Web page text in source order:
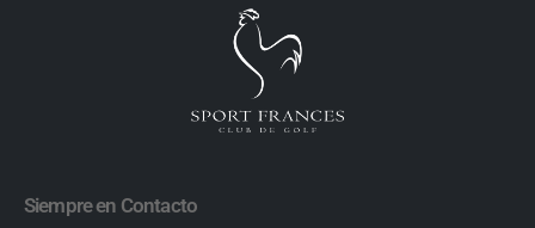
Siempre en Contacto